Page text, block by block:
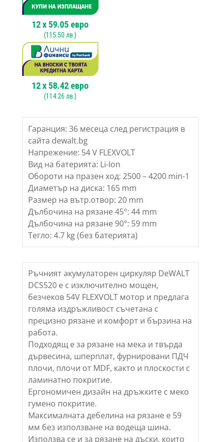
12x 59.05 евро
(115.50 лв.)
12x 58.42 евро
(114.26 лв.)
Гаранция: 36 месеца след регистрация в
сайта dewalt.bg
Напрежение: 54 V FLEXVOLT
Вид на батерията: Li-Ion
Обороти на празен ход: 2500 – 4200 min-1
Диаметър на диска: 165 mm
Размер на вътр.отвор: 20 mm
Дълбочина на рязане 45°: 44 mm
Дълбочина на рязане 90°: 59 mm
Тегло: 4.7 kg (без батерията)
Ръчният акумулаторен циркуляр DeWALT
DCS520 е с изключително мощен,
безчеков 54V FLEXVOLT мотор и предлага
голяма издръжливост съчетана с
прецизно рязане и комфорт и бързина на
работа.
Подходящ е за рязане на мека и твърда
дървесина, шперплат, фурнировани ПДЧ
плочи, плочи от MDF, както и плоскости с
ламинатно покритие.
Ергономичен дизайн на дръжките с меко
гумено покритие.
Максималната дебелина на рязане е 59
мм без използване на водеща шина.
Използва се и за рязане на дъски, които